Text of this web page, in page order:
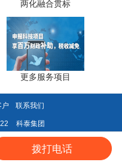
新中小企业、专精特新“小
加计扣除、两化融合贯标
新创业大赛、专利奖、科
果转化等服务。关注【科
两化融合贯标
更多服务项目
联系我们
科泰集团
拨打电话